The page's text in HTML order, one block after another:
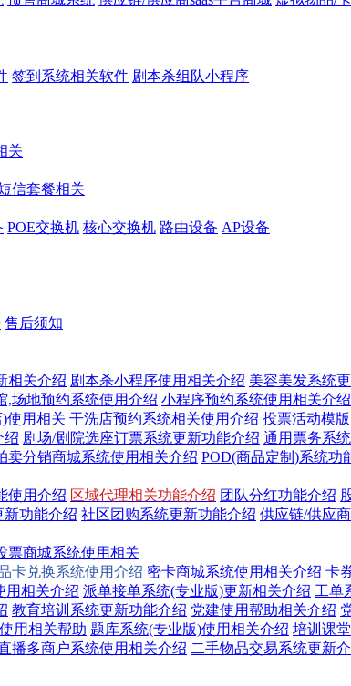
签到系统相关软件 剧本杀组队小程序
关
信套餐相关
POE交换机 核心交换机 路由设备 AP设备
售后须知
相关介绍 剧本杀小程序使用相关介绍 美容美发系统
,场地预约系统使用介绍 小程序预约系统使用相关介绍
使用相关 干洗店预约系统相关使用介绍 投票活动模
绍 剧场/剧院选座订票系统更新功能介绍 通用票务系
卖分销商城系统使用相关介绍 POD(商品定制)系统功
使用介绍 区域代理相关功能介绍 团队分红功能介绍
新功能介绍 社区团购系统更新功能介绍 供应链/供应
票商城系统使用相关
卡兑换系统使用介绍 密卡商城系统使用相关介绍 卡
用相关介绍 派单接单系统(专业版)更新相关介绍 工单
教育培训系统更新功能介绍 党建使用帮助相关介绍
用相关帮助 题库系统(专业版)使用相关介绍 培训课
播多商户系统使用相关介绍 二手物品交易系统更新